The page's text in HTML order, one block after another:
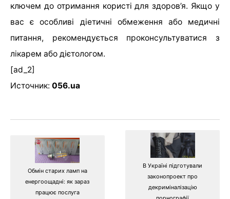
ключем до отримання користі для здоров’я. Якщо у
вас є особливі діетичні обмеження або медичні
питання, рекомендується проконсультуватися з
лікарем або дієтологом.
[ad_2]
Источник: 056.ua
Обмін старих ламп на
енергоощадні: як зараз
працює послуга
В Україні підготували
законопроект про
декриміналізацію